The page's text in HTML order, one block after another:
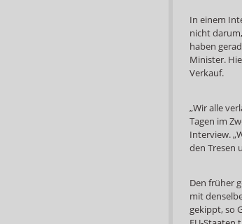
In einem
nicht
haben
Minister.
Verkauf.
„Wir alle
Tagen im
Interview.
den Tresen
Den früher
mit
gekippt, so